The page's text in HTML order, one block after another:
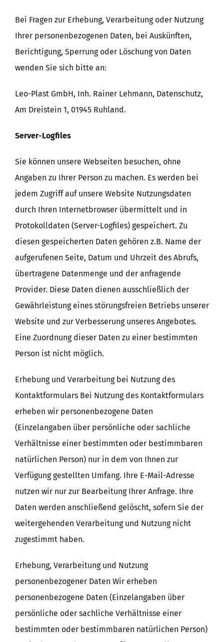
Bei Fragen zur Erhebung, Verarbeitung oder Nutzung
Ihrer personenbezogenen Daten, bei Auskünften,
Berichtigung, Sperrung oder Löschung von Daten
wenden Sie sich bitte an:
Leo-Plast GmbH, Inh. Rainer Lehmann, Datenschutz,
Am Dreistein 1, 01945 Ruhland.
Server-Logfiles
Sie können unsere Webseiten besuchen, ohne
Angaben zu Ihrer Person zu machen. Es werden bei
jedem Zugriff auf unsere Website Nutzungsdaten
durch Ihren Internetbrowser übermittelt und in
Protokolldaten (Server-Logfiles) gespeichert. Zu
diesen gespeicherten Daten gehören z.B. Name der
aufgerufenen Seite, Datum und Uhrzeit des Abrufs,
übertragene Datenmenge und der anfragende
Provider. Diese Daten dienen ausschließlich der
Gewährleistung eines störungsfreien Betriebs unserer
Website und zur Verbesserung unseres Angebotes.
Eine Zuordnung dieser Daten zu einer bestimmten
Person ist nicht möglich.
Erhebung und Verarbeitung bei Nutzung des
Kontaktformulars Bei Nutzung des Kontaktformulars
erheben wir personenbezogene Daten
(Einzelangaben über persönliche oder sachliche
Verhältnisse einer bestimmten oder bestimmbaren
natürlichen Person) nur in dem von Ihnen zur
Verfügung gestellten Umfang. Ihre E-Mail-Adresse
nutzen wir nur zur Bearbeitung Ihrer Anfrage. Ihre
Daten werden anschließend gelöscht, sofern Sie der
weitergehenden Verarbeitung und Nutzung nicht
zugestimmt haben.
Erhebung, Verarbeitung und Nutzung
personenbezogener Daten Wir erheben
personenbezogene Daten (Einzelangaben über
persönliche oder sachliche Verhältnisse einer
bestimmten oder bestimmbaren natürlichen Person)